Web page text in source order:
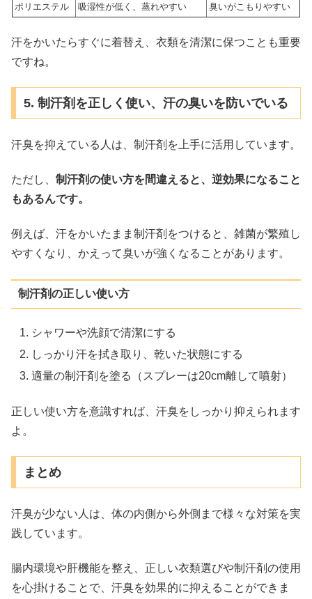
ポリエステル
吸湿性が低く、蒸れやすい 臭いがこもりやすい
汗をかいたらすぐに着替え、衣類を清潔に保つことも重要
ですね。
5. 制汗剤を正しく使い、汗の臭いを防いでいる
汗臭を抑えている人は、制汗剤を上手に活用しています。
ただし、 制汗剤の使い方を間違えると、逆効果になること
もあるんです。
例えば、汗をかいたまま制汗剤をつけると、雑菌が繁殖し
やすくなり、かえって臭いが強くなることがあります。
制汗剤の正しい使い方
シャワーや洗顔で清潔にする
しっかり汗を拭き取り、乾いた状態にする
適量の制汗剤を塗る（スプレーは20cm離して噴射）
正しい使い方を意識すれば、汗臭をしっかり抑えられます
よ。
まとめ
汗臭が少ない人は、体の内側から外側まで様々な対策を実
践しています。
腸内環境や肝機能を整え、正しい衣類選びや制汗剤の使用
を心掛けることで、汗臭を効果的に抑えることができま